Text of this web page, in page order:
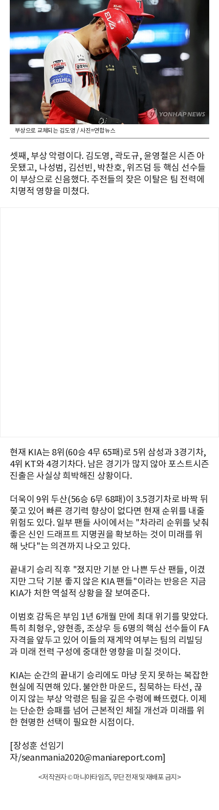
부상으로 교체되는 김도영 / 사진=연합뉴스
셋째, 부상 악령이다. 김도영, 곽도규, 윤영철은 시즌 아
웃됐고, 나성범, 김선빈, 박찬호, 위즈덤 등 핵심 선수들
이 부상으로 신음했다. 주전들의 잦은 이탈은 팀 전력에
치명적 영향을 미쳤다.
현재 KIA는 8위(60승 4무 65패)로 5위 삼성과 3경기차,
4위 KT와 4경기차다. 남은 경기가 많지 않아 포스트시즌
진출은 사실상 희박해진 상황이다.
더욱이 9위 두산(56승 6무 68패)이 3.5경기차로 바짝 뒤
쫓고 있어 빠른 경기력 향상이 없다면 현재 순위를 내줄
위험도 있다. 일부 팬들 사이에서는 "차라리 순위를 낮춰
좋은 신인 드래프트 지명권을 확보하는 것이 미래를 위
해 낫다"는 의견까지 나오고 있다.
끝내기 승리 직후 "졌지만 기분 안 나쁜 두산 팬들, 이겼
지만 그닥 기분 좋지 않은 KIA 팬들"이라는 반응은 지금
KIA가 처한 역설적 상황을 잘 보여준다.
이범호 감독은 부임 1년 6개월 만에 최대 위기를 맞았다.
특히 최형우, 양현종, 조상우 등 6명의 핵심 선수들이 FA
자격을 앞두고 있어 이들의 재계약 여부는 팀의 리빌딩
과 미래 전력 구성에 중대한 영향을 미칠 것이다.
KIA는 순간의 끝내기 승리에도 마냥 웃지 못하는 복잡한
현실에 직면해 있다. 불안한 마운드, 침묵하는 타선, 끊
이지 않는 부상 악령은 팀을 깊은 수렁에 빠뜨렸다. 이제
는 단순한 승패를 넘어 근본적인 체질 개선과 미래를 위
한 현명한 선택이 필요한 시점이다.
[장성훈 선임기
자/seanmania2020@maniareport.com]
<저작권자 © 마니아타임즈, 무단 전재 및 재배포 금지>